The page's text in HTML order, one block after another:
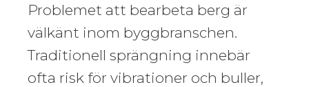
Problemet att bearbeta berg är
välkänt inom byggbranschen.
Traditionell sprängning innebär
ofta risk för vibrationer och buller,